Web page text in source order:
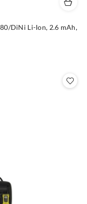
DiNi Li-Ion, 2.6 mAh,